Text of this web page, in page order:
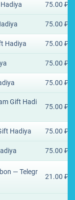
75.00 ₽
75.00 ₽
Hadiya 75.00 ₽
75.00 ₽
75.00 ₽
Gift Hadi
75.00 ₽
Hadiya 75.00 ₽
75.00 ₽
— Telegr
21.00 ₽